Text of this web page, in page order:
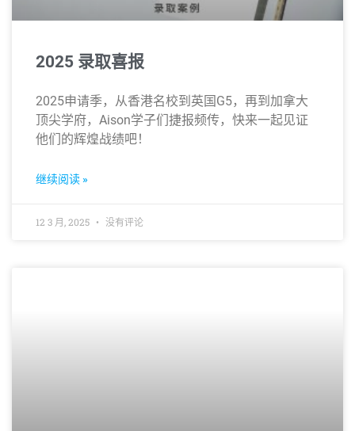
2025 录取喜报
2025申请季，从香港名校到英国G5，再到加拿大
顶尖学府，Aison学子们捷报频传，快来一起见证
他们的辉煌战绩吧！
继续阅读 »
12 3 月, 2025 没有评论